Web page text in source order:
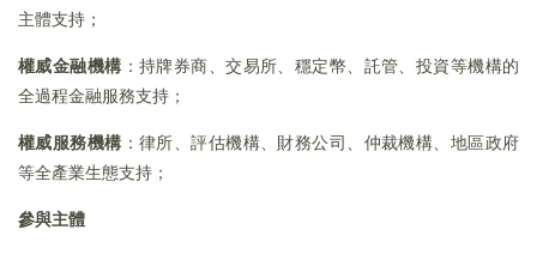
主體支持；
權威金融機構 ：持牌券商、交易所、穩定幣、託管、投資等機構的
全過程金融服務支持；
權威服務機構 ：律所、評估機構、財務公司、仲裁機構、地區政府
等全產業生態支持；
參與主體